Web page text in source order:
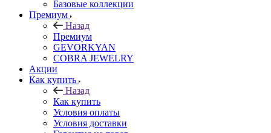
Базовые коллекции
Премиум
Назад
Премиум
GEVORKYAN
COBRA JEWELRY
Акции
Как купить
Назад
Как купить
Условия оплаты
Условия доставки